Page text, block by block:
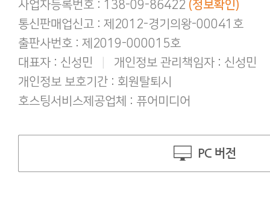
사업자등록번호 : 138-09-86422 (정보확인)
통신판매업신고 : 제2012-경기의왕-00041호
출판사번호 : 제2019-000015호
대표자 : 신성민
개인정보 관리책임자 : 신성민
개인정보 보호기간 : 회원탈퇴시
호스팅서비스제공업체 : 퓨어미디어